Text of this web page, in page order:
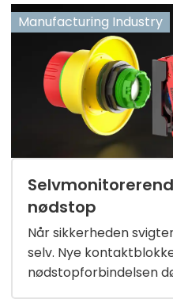
Manufacturing Industry
nødstop
Når sikkerheden
selv. Nye
nødstopforbindelsen